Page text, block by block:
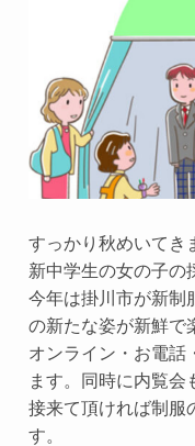
すっかり秋めいてき
新中学生の女の子の
今年は掛川市が新制
の新たな姿が新鮮で
オンライン・お電話
ます。同時に内覧会
接来て頂ければ制服
す。